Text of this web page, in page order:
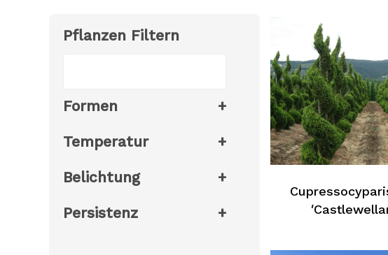
Pflanzen Filtern
Formen +
Temperatur +
Belichtung +
Persistenz +